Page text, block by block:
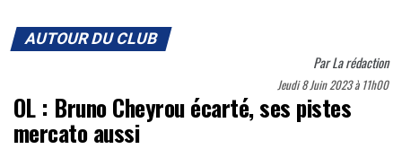
AUTOUR DU CLUB
ParLa rédaction
Jeudi 8 Juin 2023 à 11h00
OL : Bruno Cheyrou écarté, ses pistes
mercato aussi